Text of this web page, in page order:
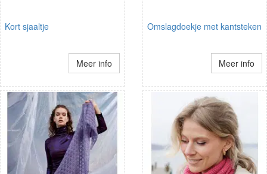
Kort sjaaltje
Meer info
Omslagdoekje met kantsteken
Meer info